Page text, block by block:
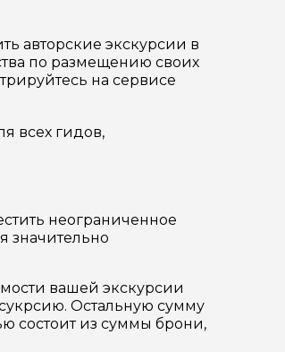
авторские экскурсии в
по размещению своих
на сервисе
всех гидов,
неограниченное
значительно
вашей экскурсии
Остальную сумму
состоит из суммы брони,